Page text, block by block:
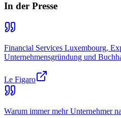
In der Presse
Financial Services Luxembourg,
Unternehmensgründung und
Le Figaro
Warum immer mehr Unternehmer